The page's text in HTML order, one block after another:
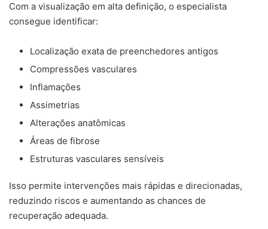
Com a visualização em alta definição, o especialista
consegue identificar:
Localização exata de preenchedores antigos
Compressões vasculares
Inflamações
Assimetrias
Alterações anatômicas
Áreas de fibrose
Estruturas vasculares sensíveis
Isso permite intervenções mais rápidas e direcionadas,
reduzindo riscos e aumentando as chances de
recuperação adequada.